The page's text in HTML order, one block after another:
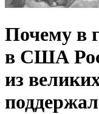
Почему в
в США
из